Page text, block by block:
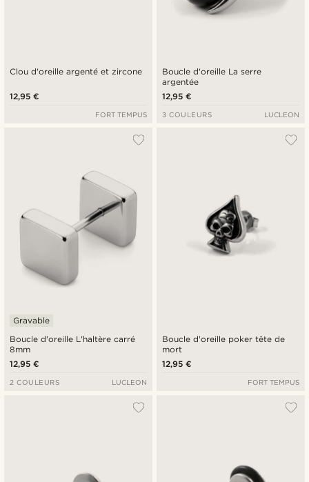
Clou d'oreille argenté et zircone
12,95 €
FORT TEMPUS
Boucle d'oreille La serre
argentée
12,95 €
3 COULEURS LUCLEON
Boucle d'oreille L'haltère carré
8mm
Gravable
12,95 €
2 COULEURS LUCLEON
Boucle d'oreille poker tête de
mort
12,95 €
FORT TEMPUS